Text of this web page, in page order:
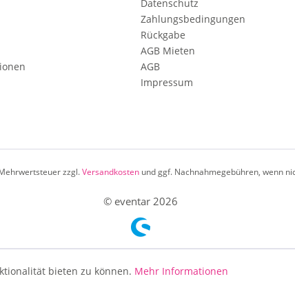
Datenschutz
Zahlungsbedingungen
Rückgabe
AGB Mieten
AGB
Impressum
zzgl.Versandkostenund ggf. Nachnahmegebühren, wenn
© eventar 2026
bieten zu können. Mehr Informationen